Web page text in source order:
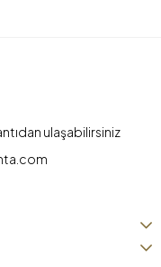
ulaşabilirsiniz